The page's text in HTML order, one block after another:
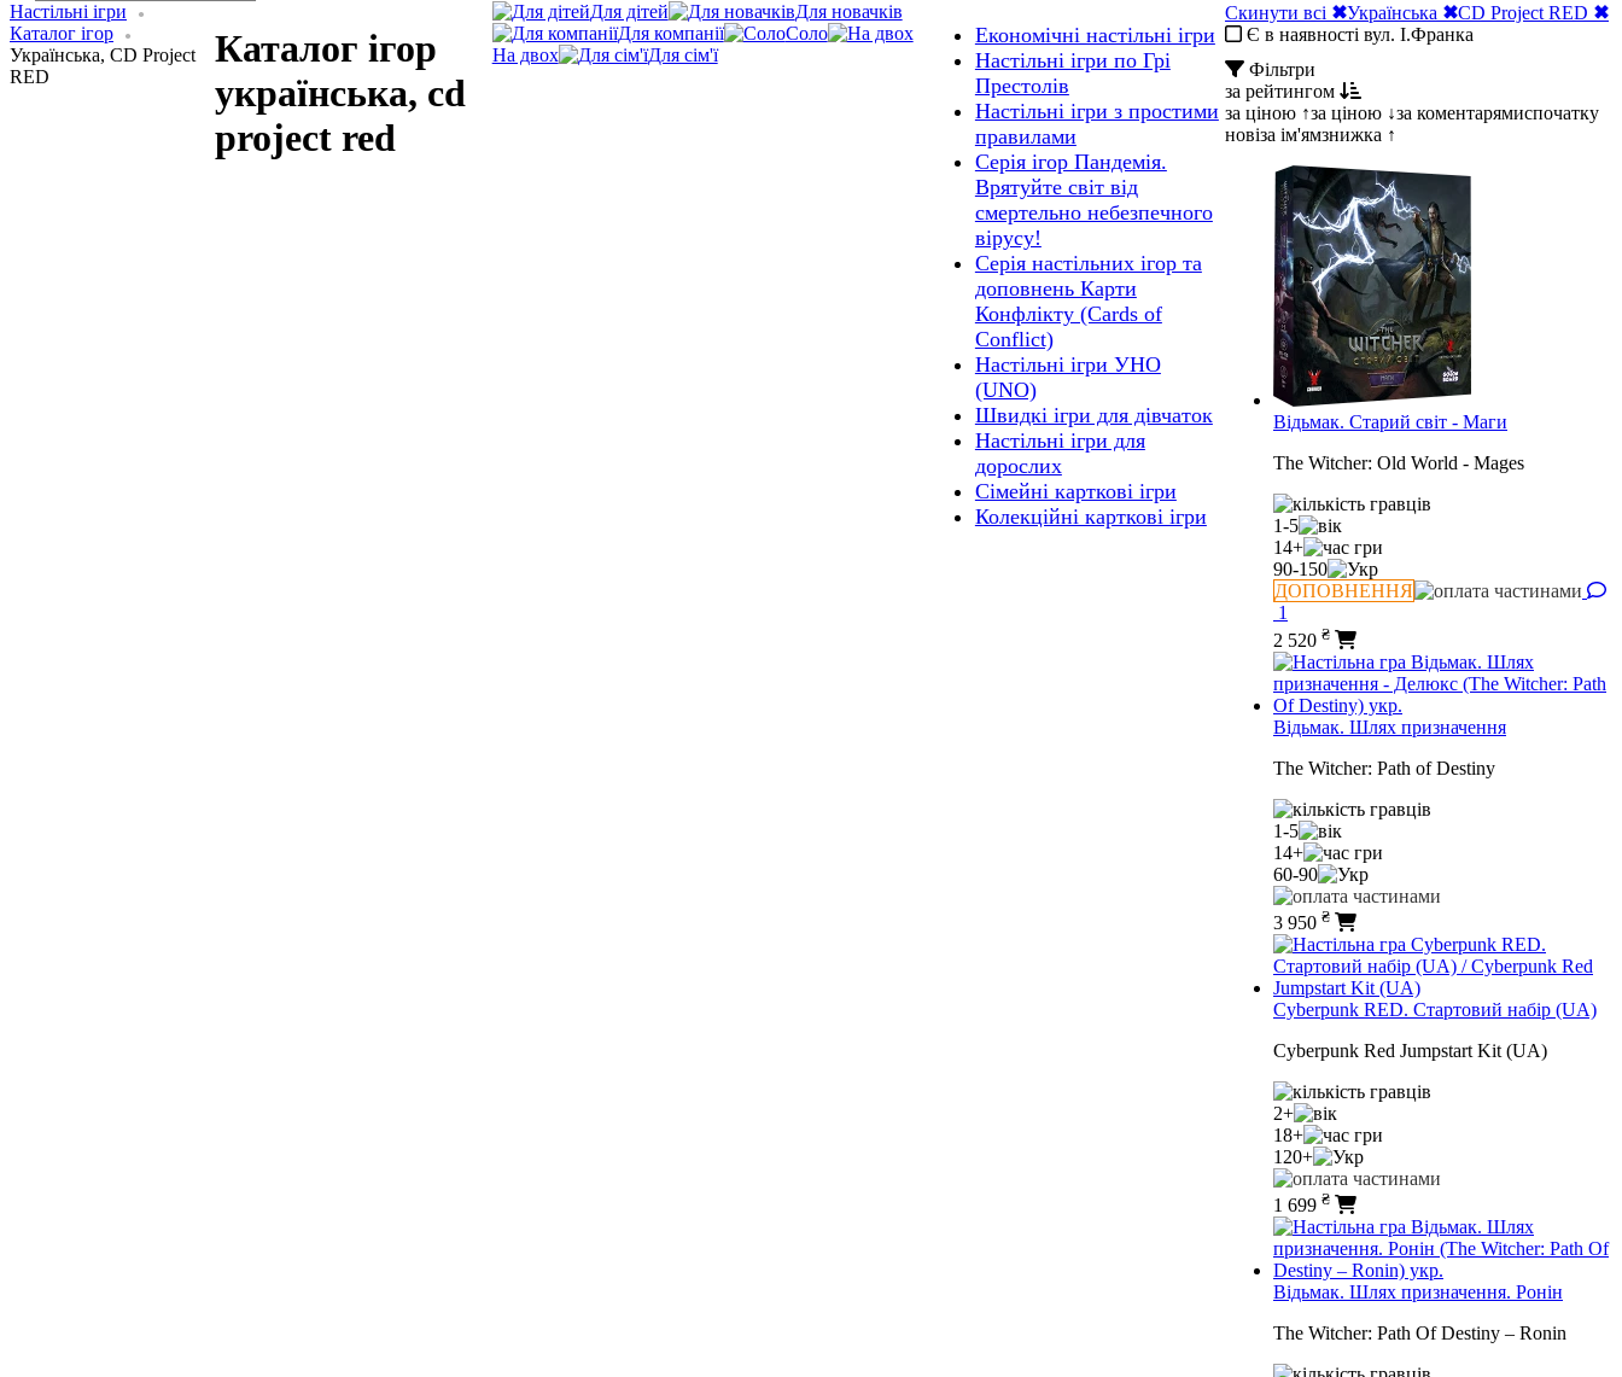
Настільні ігри
Каталог ігор
Українська, CD Project
RED
Каталог ігор
українська, cd
project red
Для дітей
Для новачків
Для компанії
Соло
На двох
Для сім'ї
Економічні настільні ігри
Настільні ігри по Грі
Престолів
Настільні ігри з простими
правилами
Серія ігор Пандемія.
Врятуйте світ від
смертельно небезпечного
вірусу!
Серія настільних ігор та
доповнень Карти
Конфлікту (Cards of
Сonflict)
Настільні ігри УНО
(UNO)
Швидкі ігри для дівчаток
Настільні ігри для
дорослих
Сімейні карткові ігри
Колекційні карткові ігри
Скинути всі ✖Українська ✖CD Project RED ✖
Є в наявності вул. І.Франка
Фільтри
за рейтингом
за ціною ↑за ціною ↓за коментарямиспочатку
новіза ім'ямзнижка ↑
Відьмак. Старий світ - Маги
The Witcher: Old World - Mages
1-5
14+
90-150
ДОПОВНЕННЯ
1
2 520 ₴
Відьмак. Шлях призначення
The Witcher: Path of Destiny
1-5
14+
60-90
3 950 ₴
Cyberpunk RED. Стартовий набір (UA)
Cyberpunk Red Jumpstart Kit (UA)
2+
18+
120+
1 699 ₴
Відьмак. Шлях призначення. Ронін
The Witcher: Path Of Destiny – Ronin